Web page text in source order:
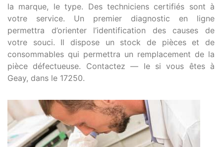
la marque, le type. Des techniciens certifiés sont à
votre service. Un premier diagnostic en ligne
permettra d’orienter l’identification des causes de
votre souci. Il dispose un stock de pièces et de
consommables qui permettra un remplacement de la
pièce défectueuse. Contactez — le si vous êtes à
Geay, dans le 17250.